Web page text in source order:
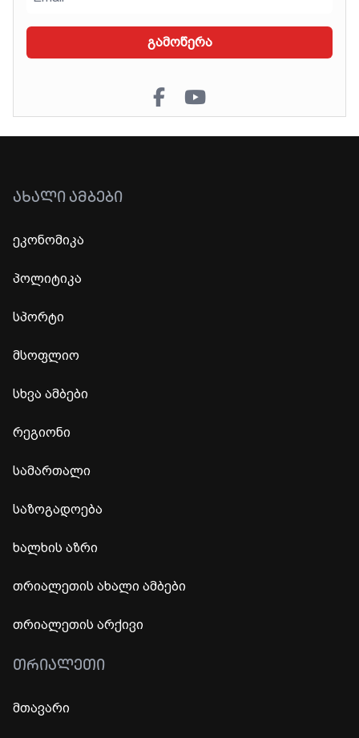
გამოწერა
ᲐᲮᲐᲚᲘ ᲐᲛᲑᲔᲑᲘ
ეკონომიკა
პოლიტიკა
სპორტი
მსოფლიო
სხვა ამბები
რეგიონი
სამართალი
საზოგადოება
ხალხის აზრი
თრიალეთის ახალი ამბები
თრიალეთის არქივი
ᲗᲠᲘᲐᲚᲔᲗᲘ
მთავარი